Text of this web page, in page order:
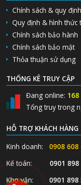
Chính sách & quy
Quy định & hình thức
Chính sách bảo hành
Chính sách bảo mật
Thỏa thuận sử dụng
THỐNG KÊ TRUY CẬP
Đang online: 168
Tổng truy trong
HỖ TRỢ KHÁCH HÀNG
Kinh doanh:
0908
Kế toán: 0901 898
Kho vận: 0901 898